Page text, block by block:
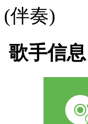
(伴奏)
歌手信息